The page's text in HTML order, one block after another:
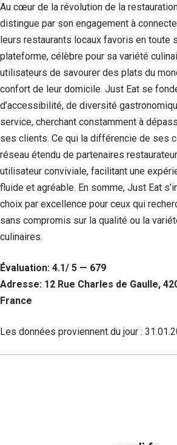
Au cœur de la révolution de la
distingue par son engagement à
leurs restaurants locaux favoris en toute
plateforme, célèbre pour sa variété
utilisateurs de savourer des plats du
confort de leur domicile. Just Eat se
d’accessibilité, de diversité
service, cherchant constamment à
ses clients. Ce qui la différencie de ses
réseau étendu de partenaires
utilisateur conviviale, facilitant une
fluide et agréable. En somme, Just Eat
choix par excellence pour ceux qui
sans compromis sur la qualité ou la
culinaires.
Évaluation: 4.1/ 5 — 679
Adresse: 12 Rue Charles de Gaulle,
France
Les données proviennent du jour :